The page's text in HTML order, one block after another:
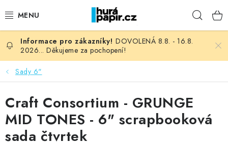
na
NOVINKY
HURÁ DÍLNA
VŠECHNO ZBOŽÍ
KNIHAŘSKÝ MATERIÁL
DOVOLENÁ 8.8. - 16.8.
2026... Děkujeme za pochopení!
Sady 6"
Craft Consortium - GRUNGE
MID TONES - 6" scrapbooková
sada čtvrtek